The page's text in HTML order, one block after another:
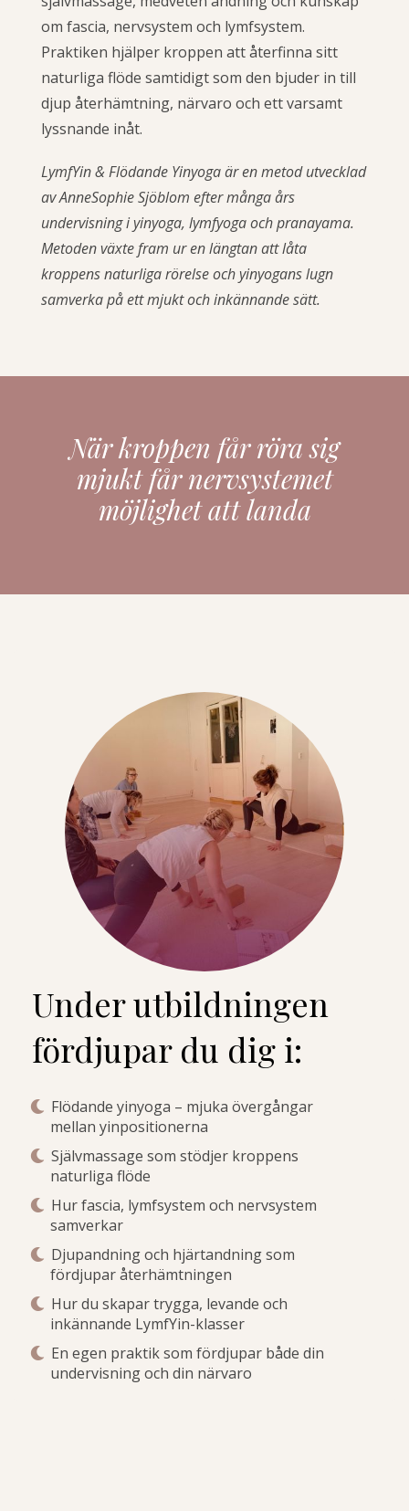
om fascia, nervsystem och lymfsystem.
Praktiken hjälper kroppen att återfinna sitt
naturliga flöde samtidigt som den bjuder in till
djup återhämtning, närvaro och ett varsamt
lyssnande inåt.
LymfYin & Flödande Yinyoga är en metod utvecklad
av AnneSophie Sjöblom efter många års
undervisning i yinyoga, lymfyoga och pranayama.
Metoden växte fram ur en längtan att låta
kroppens naturliga rörelse och yinyogans lugn
samverka på ett mjukt och inkännande sätt.
När kroppen får röra sig
mjukt får nervsystemet
möjlighet att landa
Under utbildningen
fördjupar du dig i:
Flödande yinyoga – mjuka övergångar
mellan yinpositionerna
Självmassage som stödjer kroppens
naturliga flöde
Hur fascia, lymfsystem och nervsystem
samverkar
Djupandning och hjärtandning som
fördjupar återhämtningen
Hur du skapar trygga, levande och
inkännande LymfYin-klasser
En egen praktik som fördjupar både din
undervisning och din närvaro